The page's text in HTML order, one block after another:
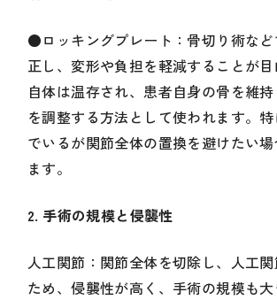
●ロッキングプレート：骨切り術な
正し、変形や負担を軽減することが
自体は温存され、患者自身の骨を維
を調整する方法として使われます。
でいるが関節全体の置換を避けたい
ます。
2. 手術の規模と侵襲性
人工関節：関節全体を切除し、人工
ため、侵襲性が高く、手術の規模も